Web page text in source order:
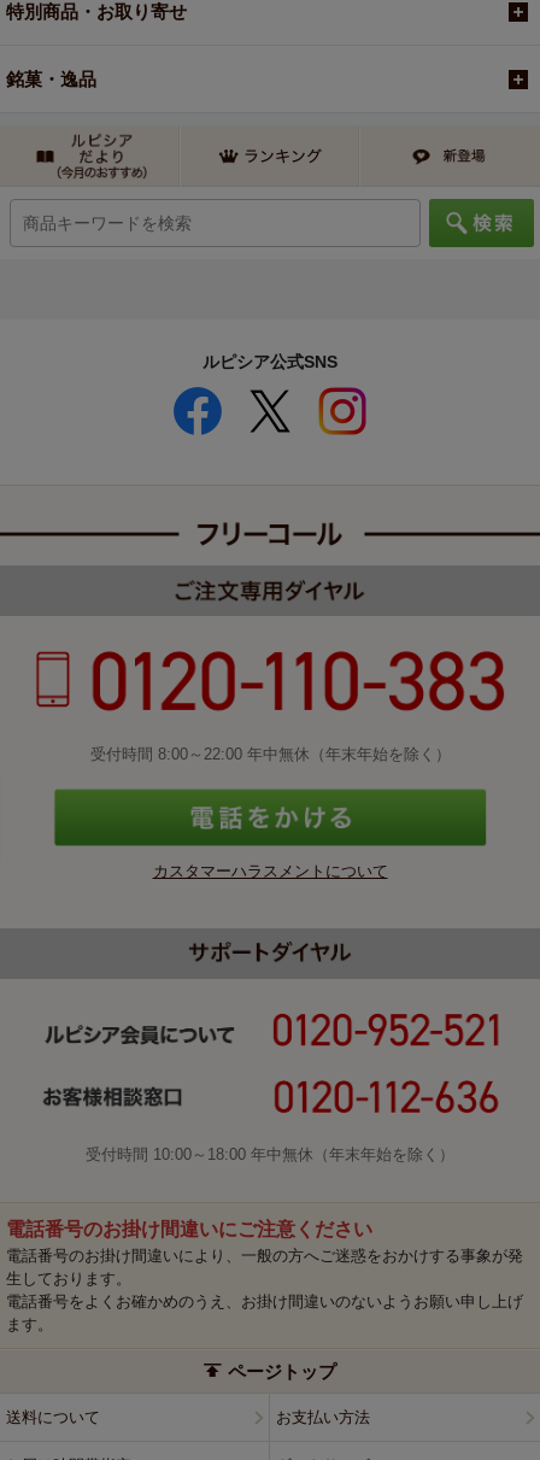
特別商品・お取り寄せ
銘菓・逸品
ルピシア公式SNS
受付時間 8:00～22:00 年中無休（年末年始を除く）
カスタマーハラスメントについて
受付時間 10:00～18:00 年中無休（年末年始を除く）
電話番号のお掛け間違いにご注意ください
電話番号のお掛け間違いにより、一般の方へご迷惑をおかけする事象が発
生しております。
電話番号をよくお確かめのうえ、お掛け間違いのないようお願い申し上げ
ます。
ページトップ
送料について お支払い方法